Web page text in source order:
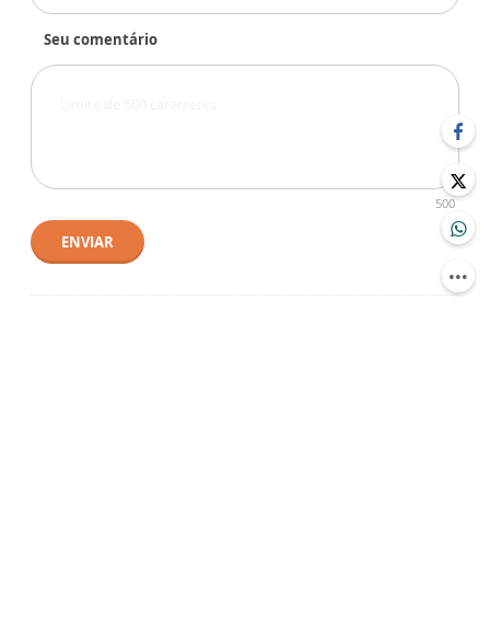
Seu comentário
500
ENVIAR